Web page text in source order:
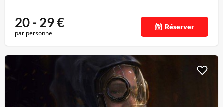
20 - 29€
par personne
Réserver